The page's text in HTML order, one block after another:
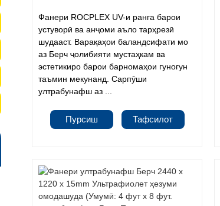
Фанери ROCPLEX UV-и ранга барои
устуворӣ ва анҷоми аъло тарҳрезӣ
шудааст. Варақаҳои баландсифати мо
аз Берч ҷолибияти мустаҳкам ва
эстетикиро барои барномаҳои гуногун
таъмин мекунанд. Сарпӯши
ултрабунафш аз ...
Пурсиш Тафсилот